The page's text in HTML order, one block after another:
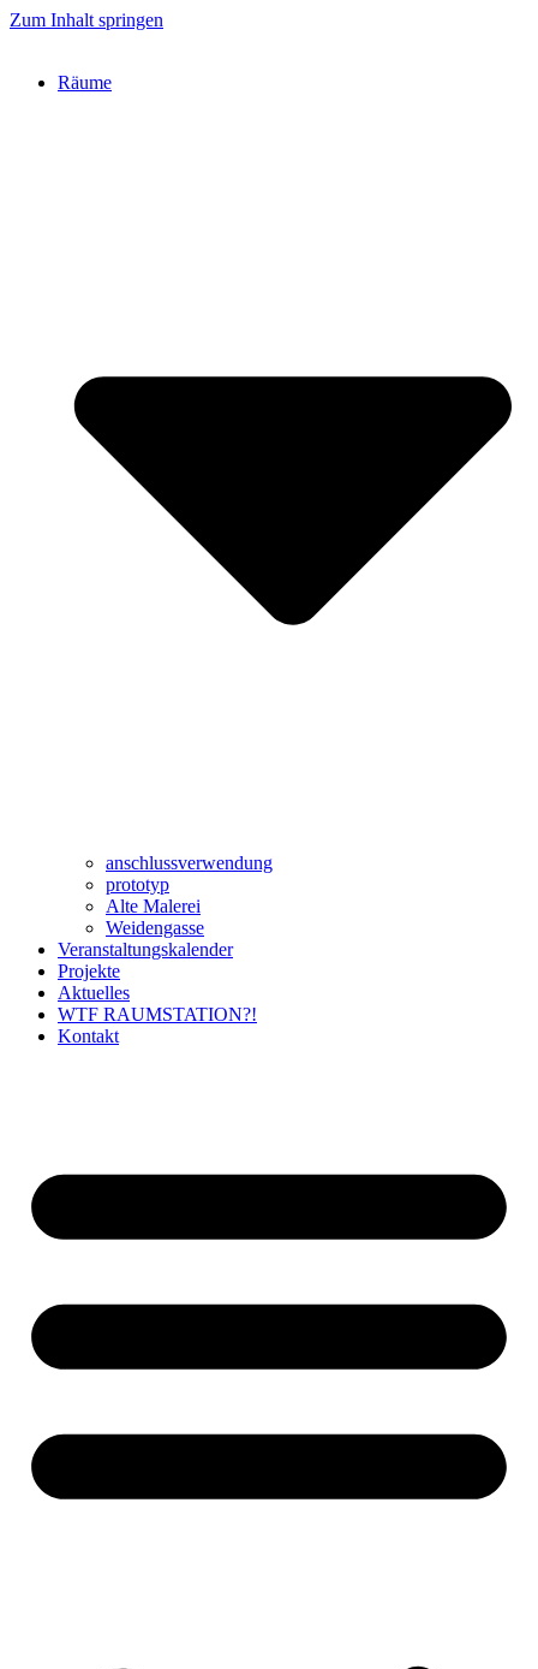
Zum Inhalt springen
Räume
anschlussverwendung
prototyp
Alte Malerei
Weidengasse
Veranstaltungskalender
Projekte
Aktuelles
WTF RAUMSTATION?!
Kontakt